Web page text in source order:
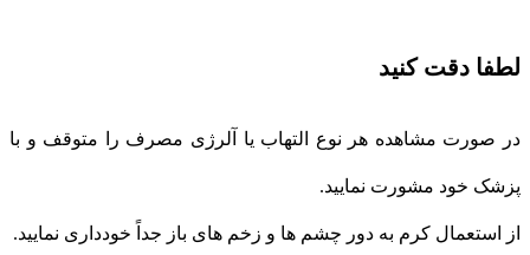
لطفا دقت کنید
در صورت مشاهده هر نوع التهاب یا آلرژی مصرف را متوقف و با
پزشک خود مشورت نمایید.
از استعمال کرم به دور چشم ها و زخم های باز جداً خودداری نمایید.